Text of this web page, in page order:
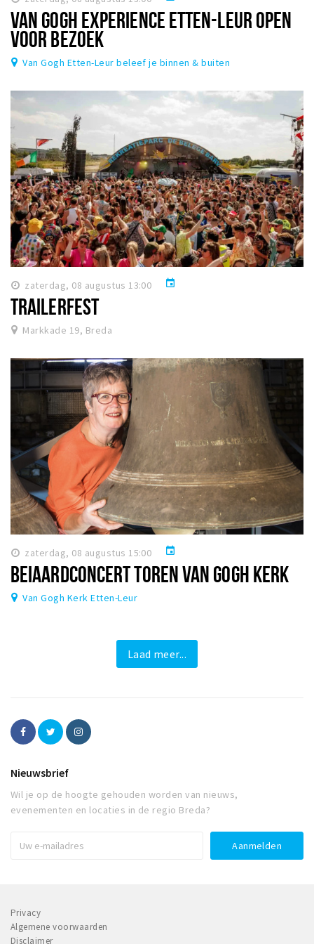
VAN GOGH EXPERIENCE ETTEN-LEUR OPEN
VOOR BEZOEK
Van Gogh Etten-Leur beleef je binnen & buiten
zaterdag, 08 augustus 13:00 event
TRAILERFEST
Markkade 19, Breda
zaterdag, 08 augustus 15:00 event
BEIAARDCONCERT TOREN VAN GOGH KERK
Van Gogh Kerk Etten-Leur
Laad meer...
Nieuwsbrief
Wil je op de hoogte gehouden worden van nieuws,
evenementen en locaties in de regio Breda?
Privacy
Algemene voorwaarden
Disclaimer